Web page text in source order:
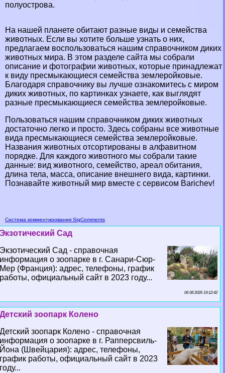
полуострова.
На нашей планете обитают разные виды и семейства
животных. Если вы хотите больше узнать о них,
предлагаем воспользоваться нашим справочником диких
животных мира. В этом разделе сайта мы собрали
описание и фотографии животных, которые принадлежат
к виду пресмыкающиеся семейства землеройковые.
Благодаря справочнику вы лучше ознакомитесь с миром
диких животных, по картинках узнаете, как выглядят
разные пресмыкающиеся семейства землеройковые.
Пользоваться нашим справочником диких животных
достаточно легко и просто. Здесь собраны все животные
вида пресмыкающиеся семейства землеройковые.
Названия животных отсортированы в алфавитном
порядке. Для каждого животного мы собрали такие
данные: вид животного, семейство, ареал обитания,
длина тела, масса, описание внешнего вида, картинки.
Познавайте животный мир вместе с сервисом Barichev!
Система комментирования SigComments
Экзотический Сад
Экзотический Сад - справочная
информация о зоопарке в г. Санари-Сюр-
Мер (Франция): адрес, телефоны, график
работы, официальный сайт в 2023 году...
06 08 2026 19:12:42
Детский зоопарк Колено
Детский зоопарк Колено - справочная
информация о зоопарке в г. Рапперсвиль-
Йона (Швейцария): адрес, телефоны,
график работы, официальный сайт в 2023
году...